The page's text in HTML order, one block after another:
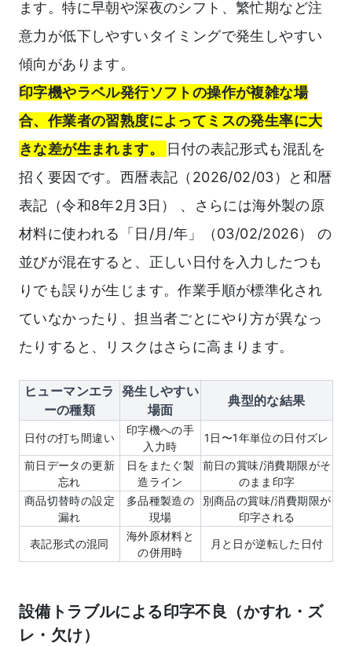
ます。特に早朝や深夜のシフト、繁忙期など注
意力が低下しやすいタイミングで発生しやすい
傾向があります。
印字機やラベル発行ソフトの操作が複雑な場
合、作業者の習熟度によってミスの発生率に大
きな差が生まれます。
日付の表記形式も混乱を
招く要因です。西暦表記（2026/02/03）と和暦
表記（令和8年2月3日） 、さらには海外製の原
材料に使われる「日/月/年」（03/02/2026） の
並びが混在すると、正しい日付を入力したつも
りでも誤りが生じます。作業手順が標準化され
ていなかったり、担当者ごとにやり方が異なっ
たりすると、リスクはさらに高まります。
ヒューマンエラ
ーの種類
発生しやすい
場面
典型的な結果
日付の打ち間違い
印字機への手
入力時
1日〜1年単位の日付ズレ
前日データの更新
忘れ
日をまたぐ製
造ライン
前日の賞味/消費期限がそ
のまま印字
商品切替時の設定
漏れ
多品種製造の
現場
別商品の賞味/消費期限が
印字される
表記形式の混同
海外原材料と
の併用時
月と日が逆転した日付
設備トラブルによる印字不良（かすれ・ズ
レ・欠け）